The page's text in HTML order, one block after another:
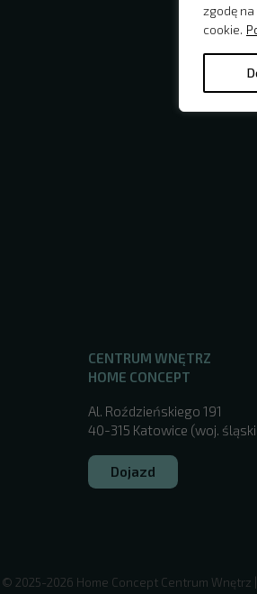
zgodę
cookie.
CENTRUM WNĘTRZ
HOME CONCEPT
Al. Roździeńskiego 191
40-315 Katowice (woj.
Dojazd
| © 2025-2026 Home Concept Centrum Wnętrz |